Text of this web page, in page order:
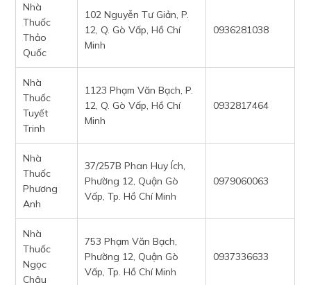
Nhà
Thuốc
Thảo
Quốc
102 Nguyễn Tư Giản, P.
12, Q. Gò Vấp, Hồ Chí
Minh
0936281038
Nhà
Thuốc
Tuyết
Trinh
1123 Phạm Văn Bạch, P.
12, Q. Gò Vấp, Hồ Chí
Minh
0932817464
Nhà
Thuốc
Phương
Anh
37/257B Phan Huy Ích,
Phường 12, Quận Gò
Vấp, Tp. Hồ Chí Minh
0979060063
Nhà
Thuốc
Ngọc
Châu
753 Phạm Văn Bạch,
Phường 12, Quận Gò
Vấp, Tp. Hồ Chí Minh
0937336633